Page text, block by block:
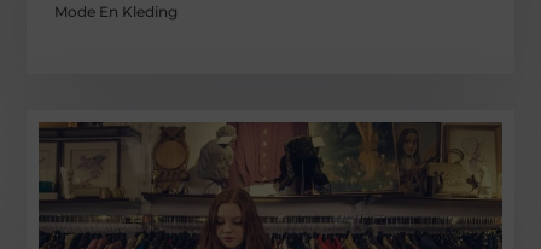
Mode En Kleding